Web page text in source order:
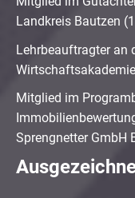
Landkreis Bautzen
Lehrbeauftragter an
Mitglied im
Sprengnetter GmbH